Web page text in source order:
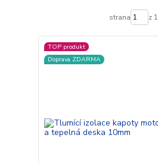
strana z 1
TOP produkt
Doprava ZDARMA